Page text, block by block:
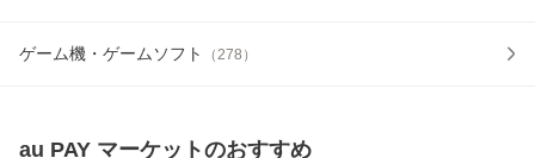
ゲーム機・ゲームソフト （278 ）
au PAY マーケットのおすすめ